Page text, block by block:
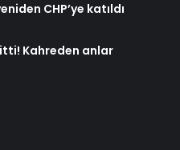
CHP’ye katıldı
Kahreden anlar